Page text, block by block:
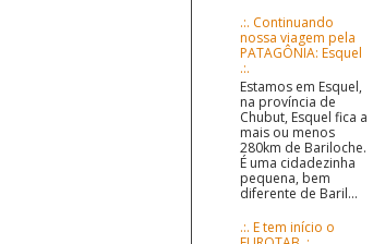
.:. Continuando
nossa viagem pela
PATAGÔNIA: Esquel
.:.
Estamos em Esquel,
na província de
Chubut, Esquel fica a
mais ou menos
280km de Bariloche.
É uma cidadezinha
pequena, bem
diferente de Baril...
.:. E tem início o